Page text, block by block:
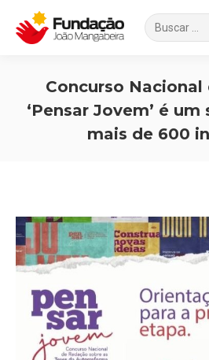
Search:
Concurso Nacional
‘Pensar Jovem’ é
mais de 600